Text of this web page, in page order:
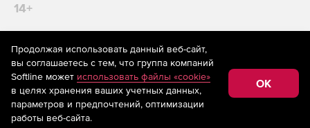
14+
На информационном ресурсе store.softline.ru применяются
рекомендательные технологии(информационные технологии
предоставления информации на основе сбора,
систематизации и анализа сведений, относящихся к
предпочтениям пользователей сети «Интернет»,
находящихся на территории Российской Федерации)
Продолжая использовать данный веб-сайт,
вы соглашаетесь с тем, что группа компаний
Softline может использовать файлы «cookie»
в целях хранения ваших учетных данных,
параметров и предпочтений, оптимизации
работы веб-сайта.
OK